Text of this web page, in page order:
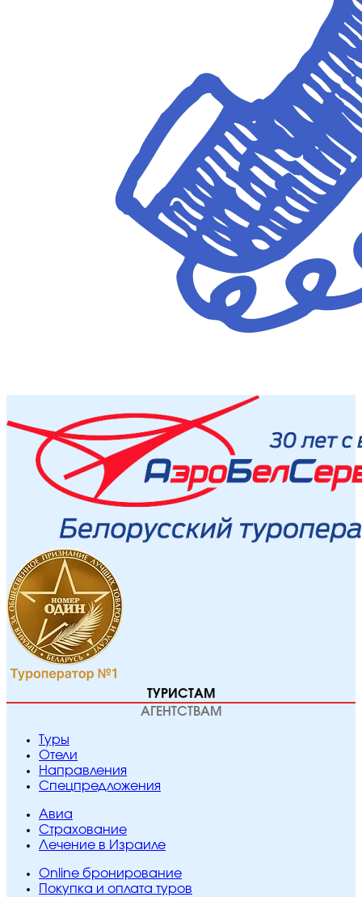
ТУРИСТАМ
АГЕНТСТВАМ
Туры
Отели
Направления
Спецпредложения
Авиа
Страхование
Лечение в Израиле
Online бронирование
Покупка и оплата туров